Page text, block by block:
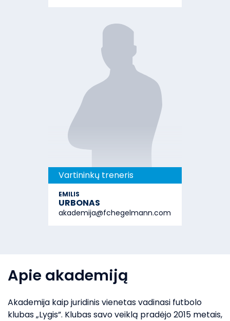
Vartininkų treneris
EMILIS
URBONAS
akademija@fchegelmann.com
Apie akademiją
Akademija kaip juridinis vienetas vadinasi futbolo
klubas „Lygis”. Klubas savo veiklą pradėjo 2015 metais,